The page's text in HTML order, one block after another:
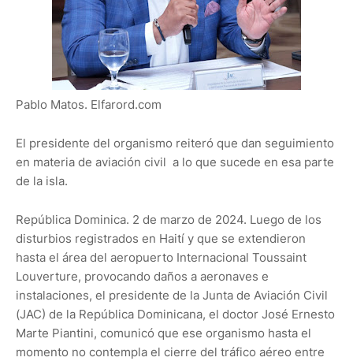
Pablo Matos. Elfarord.com
El presidente del organismo reiteró que dan seguimiento
en materia de aviación civil a lo que sucede en esa parte
de la isla.
República Dominica. 2 de marzo de 2024. Luego de los
disturbios registrados en Haití y que se extendieron
hasta el área del aeropuerto Internacional Toussaint
Louverture, provocando daños a aeronaves e
instalaciones, el presidente de la Junta de Aviación Civil
(JAC) de la República Dominicana, el doctor José Ernesto
Marte Piantini, comunicó que ese organismo hasta el
momento no contempla el cierre del tráfico aéreo entre